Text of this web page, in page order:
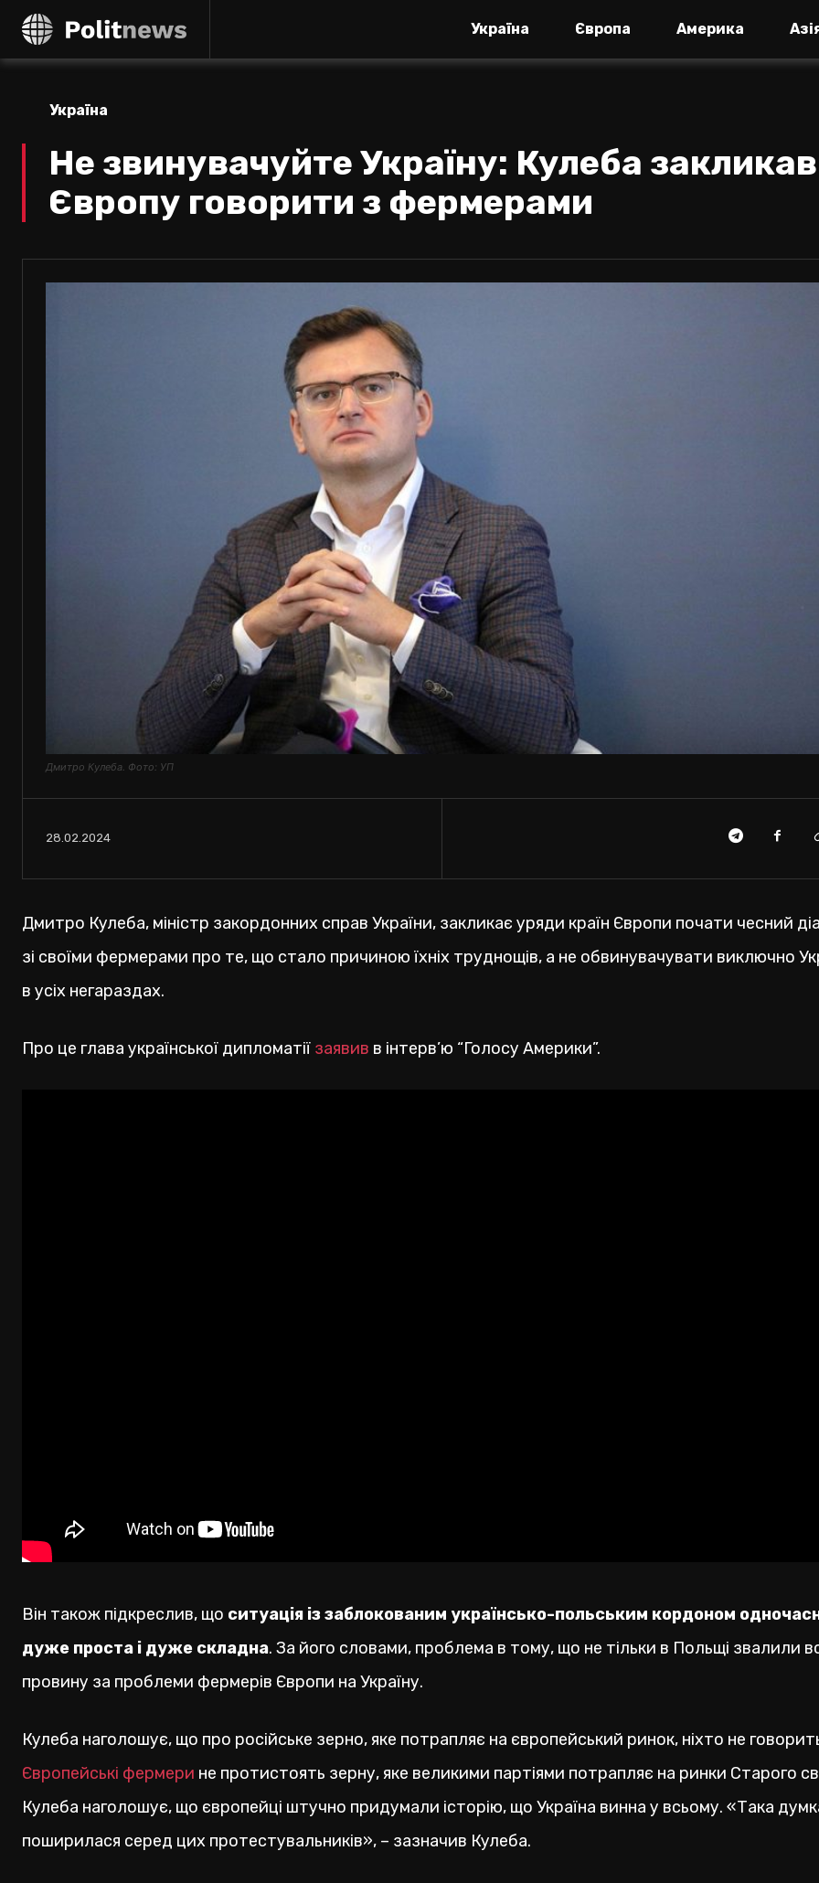
Україна Європа Америка
Україна
Не звинувачуйте Україну: Кулеба закликав
Європу говорити з фермерами
Дмитро Кулеба. Фото: УП
28.02.2024
Дмитро Кулеба, міністр закордонних справ України, закликає уряди країн Європи почати чесний
зі своїми фермерами про те, що стало причиною їхніх труднощів, а не обвинувачувати виключно
в усіх негараздах.
Про це глава української дипломатії заявив в інтерв’ю “Голосу Америки”.
Він також підкреслив, що ситуація із заблокованим українсько-польським кордоном
дуже проста і дуже складна. За його словами, проблема в тому, що не тільки в Польщі звалили
провину за проблеми фермерів Європи на Україну.
Кулеба наголошує, що про російське зерно, яке потрапляє на європейський ринок, ніхто не
Європейські фермери не протистоять зерну, яке великими партіями потрапляє на ринки Старого
Кулеба наголошує, що європейці штучно придумали історію, що Україна винна у всьому. «Така
поширилася серед цих протестувальників», – зазначив Кулеба.